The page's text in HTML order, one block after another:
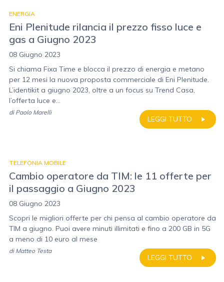
ENERGIA
Eni Plenitude rilancia il prezzo fisso luce e
gas a Giugno 2023
08 Giugno 2023
Si chiama Fixa Time e blocca il prezzo di energia e metano
per 12 mesi la nuova proposta commerciale di Eni Plenitude.
L’identikit a giugno 2023, oltre a un focus su Trend Casa,
l’offerta luce e...
LEGGI TUTTO
di Paolo Marelli
TELEFONIA MOBILE
Cambio operatore da TIM: le 11 offerte per
il passaggio a Giugno 2023
08 Giugno 2023
Scopri le migliori offerte per chi pensa al cambio operatore da
TIM a giugno. Puoi avere minuti illimitati e fino a 200 GB in 5G
a meno di 10 euro al mese
LEGGI TUTTO
di Matteo Testa